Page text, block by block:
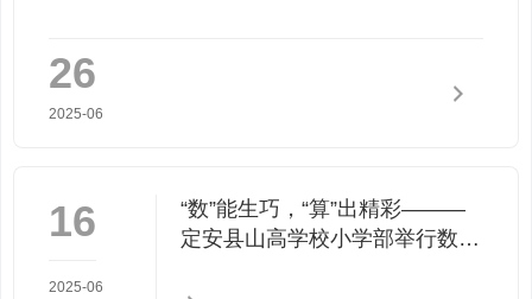
26
2025-06
16
2025-06
“数”能生巧，“算”出精彩———
定安县山高学校小学部举行数学